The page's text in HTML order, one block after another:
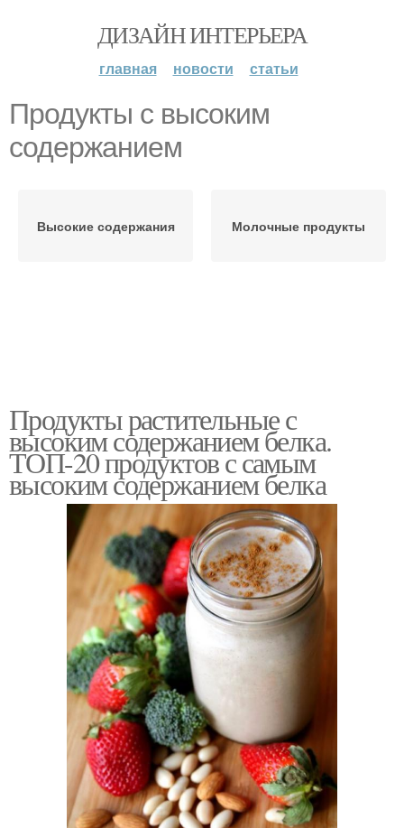
ДИЗАЙН ИНТЕРЬЕРА
главная новости статьи
Продукты с высоким
содержанием
Высокие содержания Молочные продукты
Продукты растительные с
высоким содержанием белка.
ТОП-20 продуктов с самым
высоким содержанием белка